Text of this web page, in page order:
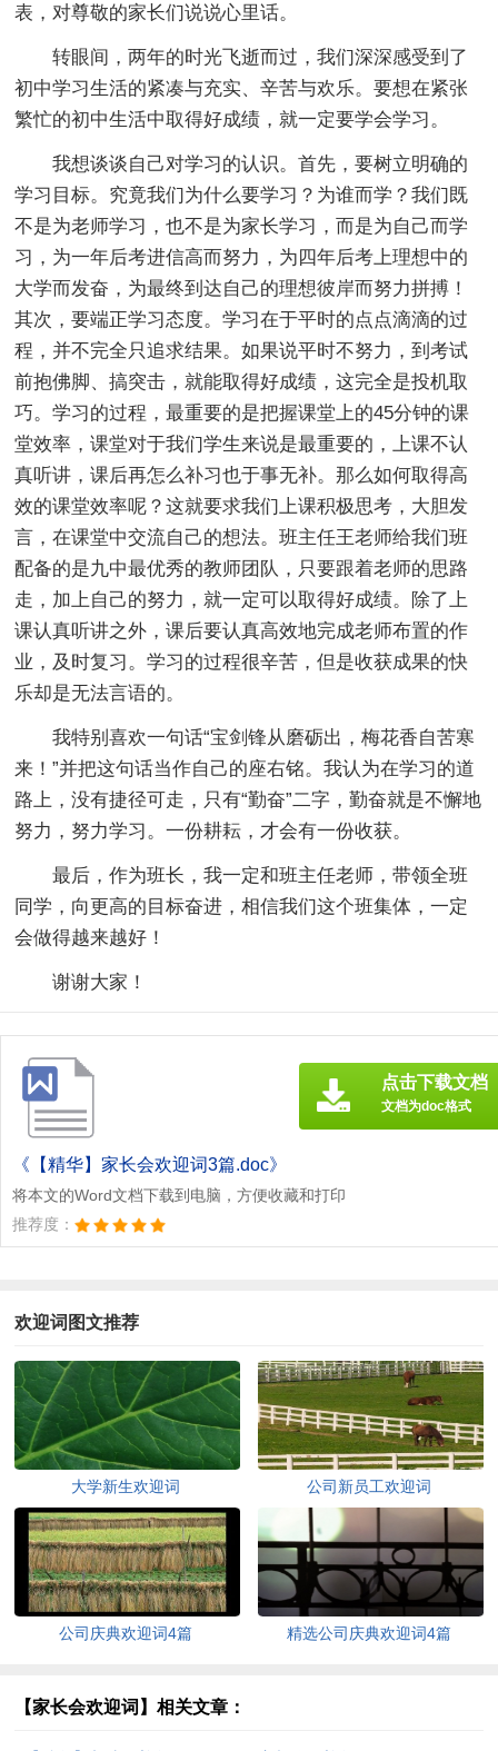
表，对尊敬的家长们说说心里话。
转眼间，两年的时光飞逝而过，我们深深感受到了
初中学习生活的紧凑与充实、辛苦与欢乐。要想在紧张
繁忙的初中生活中取得好成绩，就一定要学会学习。
我想谈谈自己对学习的认识。首先，要树立明确的
学习目标。究竟我们为什么要学习？为谁而学？我们既
不是为老师学习，也不是为家长学习，而是为自己而学
习，为一年后考进信高而努力，为四年后考上理想中的
大学而发奋，为最终到达自己的理想彼岸而努力拼搏！
其次，要端正学习态度。学习在于平时的点点滴滴的过
程，并不完全只追求结果。如果说平时不努力，到考试
前抱佛脚、搞突击，就能取得好成绩，这完全是投机取
巧。学习的过程，最重要的是把握课堂上的45分钟的课
堂效率，课堂对于我们学生来说是最重要的，上课不认
真听讲，课后再怎么补习也于事无补。那么如何取得高
效的课堂效率呢？这就要求我们上课积极思考，大胆发
言，在课堂中交流自己的想法。班主任王老师给我们班
配备的是九中最优秀的教师团队，只要跟着老师的思路
走，加上自己的努力，就一定可以取得好成绩。除了上
课认真听讲之外，课后要认真高效地完成老师布置的作
业，及时复习。学习的过程很辛苦，但是收获成果的快
乐却是无法言语的。
我特别喜欢一句话“宝剑锋从磨砺出，梅花香自苦寒
来！”并把这句话当作自己的座右铭。我认为在学习的道
路上，没有捷径可走，只有“勤奋”二字，勤奋就是不懈地
努力，努力学习。一份耕耘，才会有一份收获。
最后，作为班长，我一定和班主任老师，带领全班
同学，向更高的目标奋进，相信我们这个班集体，一定
会做得越来越好！
谢谢大家！
《【精华】家长会欢迎词3篇.doc》
将本文的Word文档下载到电脑，方便收藏和打印
推荐度：
点击下载文档
文档为doc格式
欢迎词图文推荐
大学新生欢迎词 公司新员工欢迎词
公司庆典欢迎词4篇 精选公司庆典欢迎词4篇
【家长会欢迎词】相关文章：